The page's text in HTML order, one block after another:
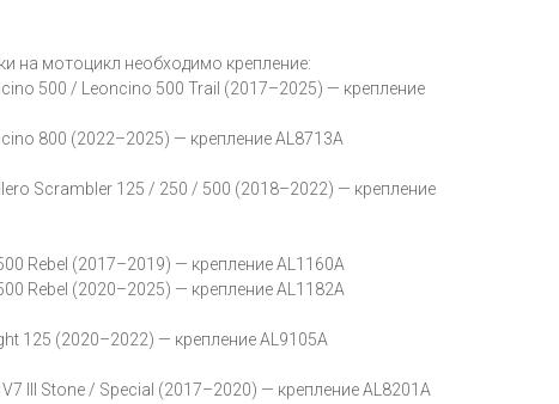
на мотоцикл необходимо крепление:
500 / Leoncino 500 Trail (2017–2025) — крепление
800 (2022–2025) — крепление AL8713A
Scrambler 125 / 250 / 500 (2018–2022) — крепление
Rebel (2017–2019) — крепление AL1160A
Rebel (2020–2025) — крепление AL1182A
125 (2020–2022) — крепление AL9105A
V7 III Stone / Special (2017–2020) — крепление AL8201A